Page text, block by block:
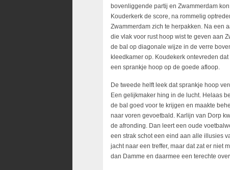
bovenliggende partij en Zwammerdam
Kouderkerk de score, na rommelig
Zwammerdam zich te herpakken. Na een
die vlak voor rust hoop wist te geven aan
de bal op diagonale wijze in de verre
kleedkamer op. Koudekerk ontevreden
een sprankje hoop op de goede afloop.
De tweede helft leek dat sprankje hoop
Een gelijkmaker hing in de lucht. Helaas
de bal goed voor te krijgen en maakte
naar voren gevoetbald. Karlijn van Dorp
de afronding. Dan leert een oude
een strak schot een eind aan alle illusies
jacht naar een treffer, maar dat zat er niet
dan Damme en daarmee een terechte